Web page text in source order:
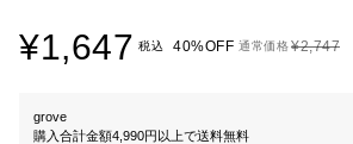
¥1,647 税込 40%OFF 通常価格¥2,747
grove
購入合計金額4,990円以上で送料無料